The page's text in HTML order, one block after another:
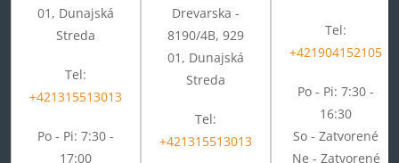
01, Dunajská
Streda
Tel:
+421315513013
Po - Pi: 7:30 -
17:00
Drevarska -
8190/4B, 929
01, Dunajská
Streda
Tel:
+421315513013
Tel:
+421904152105
Po - Pi: 7:30 -
16:30
So - Zatvorené
Ne - Zatvorené